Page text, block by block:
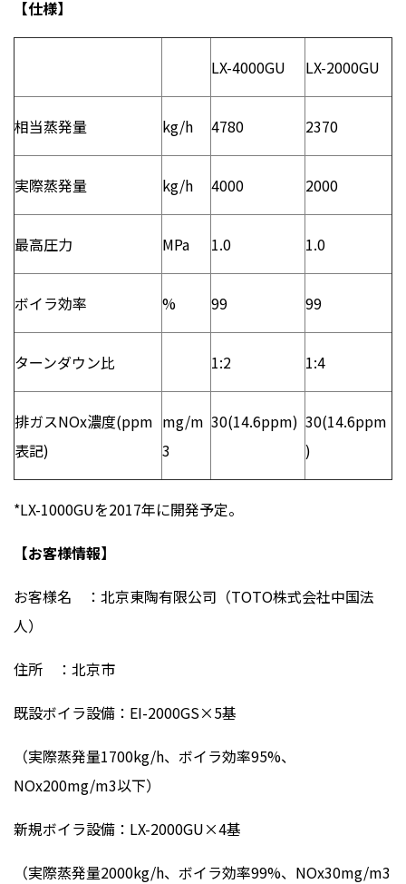
【仕様】
LX-4000GU LX-2000GU
相当蒸発量 kg/h 4780 2370
実際蒸発量 kg/h 4000 2000
最高圧力 MPa 1.0 1.0
ボイラ効率 % 99 99
ターンダウン比 1:2 1:4
排ガスNOx濃度(ppm
表記)
mg/m
3
30(14.6ppm) 30(14.6ppm
)
*LX-1000GUを2017年に開発予定。
【お客様情報】
お客様名 ：北京東陶有限公司（TOTO株式会社中国法
人）
住所 ：北京市
既設ボイラ設備：EI-2000GS×5基
（実際蒸発量1700kg/h、ボイラ効率95%、
NOx200mg/m3以下）
新規ボイラ設備：LX-2000GU×4基
（実際蒸発量2000kg/h、ボイラ効率99%、NOx30mg/m3